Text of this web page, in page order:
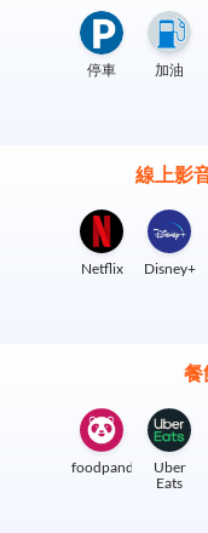
停車 加油
線上影
Netflix Disney+
餐
foodpanda
Uber
Eats